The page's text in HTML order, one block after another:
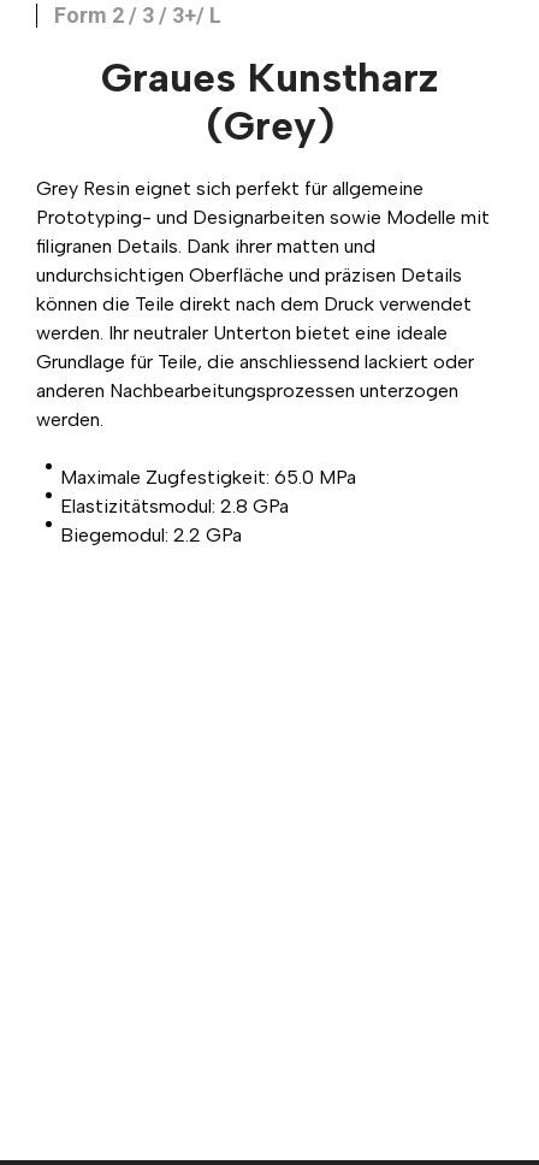
Form 2 / 3 / 3+/ L
Graues Kunstharz
(Grey)
Grey Resin eignet sich perfekt für allgemeine
Prototyping- und Designarbeiten sowie Modelle mit
filigranen Details. Dank ihrer matten und
undurchsichtigen Oberfläche und präzisen Details
können die Teile direkt nach dem Druck verwendet
werden. Ihr neutraler Unterton bietet eine ideale
Grundlage für Teile, die anschliessend lackiert oder
anderen Nachbearbeitungsprozessen unterzogen
werden.
Maximale Zugfestigkeit: 65.0 MPa
Elastizitätsmodul: 2.8 GPa
Biegemodul: 2.2 GPa